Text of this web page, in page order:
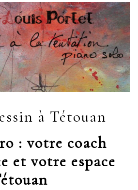
à Tétouan
: votre coach
et votre espace